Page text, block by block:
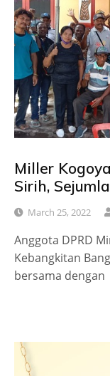
Miller
Sirih,
March 25, 2022
Anggota DPRD
Kebangkitan
bersama dengan